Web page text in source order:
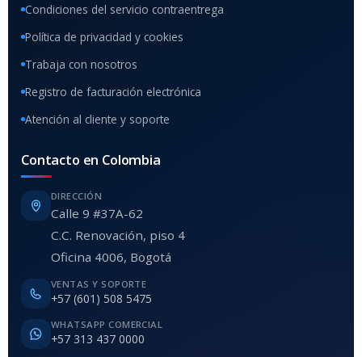
Condiciones del servicio contraentrega
Política de privacidad y cookies
Trabaja con nosotros
Registro de facturación electrónica
Atención al cliente y soporte
Contacto en Colombia
DIRECCIÓN
Calle 9 #37A-62
C.C. Renovación, piso 4
Oficina 4006, Bogotá
VENTAS Y SOPORTE
+57 (601) 508 5475
WHATSAPP COMERCIAL
+57 313 437 0000